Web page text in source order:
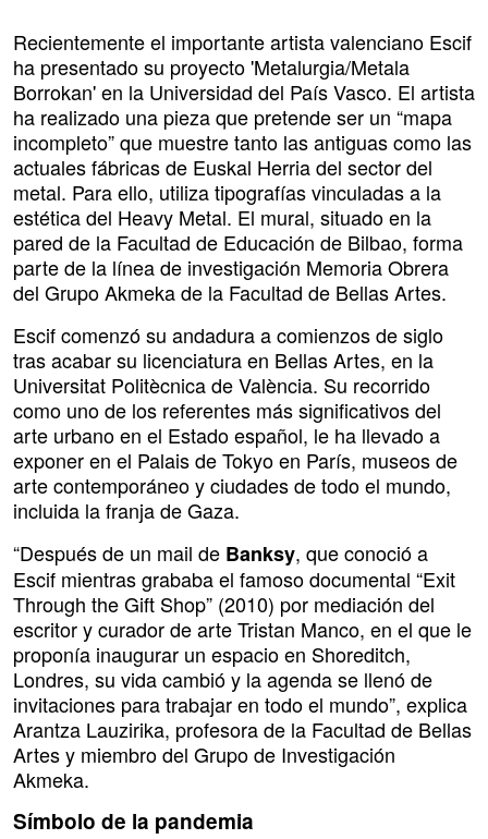
Recientemente el importante artista valenciano Escif
ha presentado su proyecto 'Metalurgia/Metala
Borrokan' en la Universidad del País Vasco. El artista
ha realizado una pieza que pretende ser un “mapa
incompleto” que muestre tanto las antiguas como las
actuales fábricas de Euskal Herria del sector del
metal. Para ello, utiliza tipografías vinculadas a la
estética del Heavy Metal. El mural, situado en la
pared de la Facultad de Educación de Bilbao, forma
parte de la línea de investigación Memoria Obrera
del Grupo Akmeka de la Facultad de Bellas Artes.
Escif comenzó su andadura a comienzos de siglo
tras acabar su licenciatura en Bellas Artes, en la
Universitat Politècnica de València. Su recorrido
como uno de los referentes más significativos del
arte urbano en el Estado español, le ha llevado a
exponer en el Palais de Tokyo en París, museos de
arte contemporáneo y ciudades de todo el mundo,
incluida la franja de Gaza.
“Después de un mail de Banksy, que conoció a
Escif mientras grababa el famoso documental “Exit
Through the Gift Shop” (2010) por mediación del
escritor y curador de arte Tristan Manco, en el que le
proponía inaugurar un espacio en Shoreditch,
Londres, su vida cambió y la agenda se llenó de
invitaciones para trabajar en todo el mundo”, explica
Arantza Lauzirika, profesora de la Facultad de Bellas
Artes y miembro del Grupo de Investigación
Akmeka.
Símbolo de la pandemia